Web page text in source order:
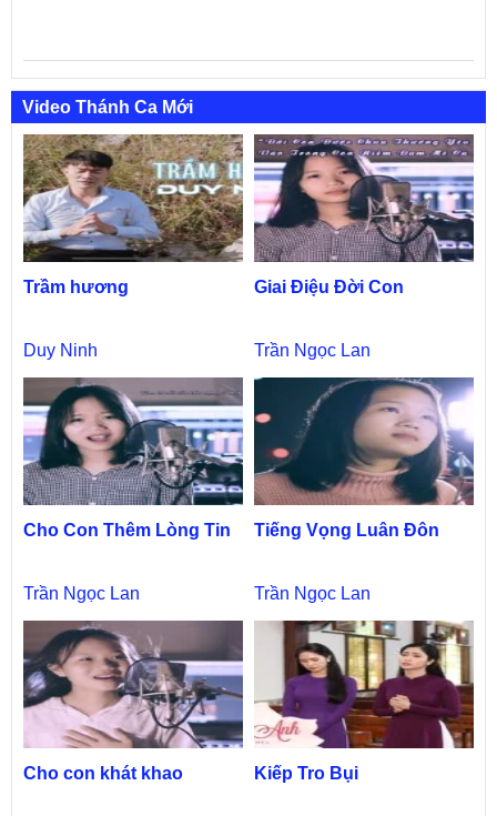
Video Thánh Ca Mới
Trầm hương
Duy Ninh
Giai Điệu Đời Con
Trần Ngọc Lan
Cho Con Thêm Lòng Tin
Trần Ngọc Lan
Tiếng Vọng Luân Đôn
Trần Ngọc Lan
Cho con khát khao Kiếp Tro Bụi